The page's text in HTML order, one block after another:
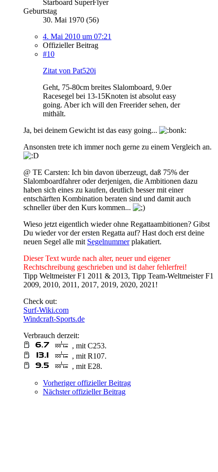
Starboard SuperFlyer
Geburtstag
30. Mai 1970 (56)
4. Mai 2010 um 07:21
Offizieller Beitrag
#10
Zitat von Pat520i
Geht, 75-80cm breites Slalomboard, 9.0er
Racesegel bei 13-15Knoten ist absolut easy
going. Aber ich will den Freerider sehen, der
mithält.
Ja, bei deinem Gewicht ist das easy going...
Ansonsten trete ich immer noch gerne zu einem Vergleich an.
@ TE Carsten: Ich bin davon überzeugt, daß 75% der
Slalomboardfahrer oder derjenigen, die Ambitionen dazu
haben sich eines zu kaufen, deutlich besser mit einer
entschärften Kombination beraten sind und damit auch
schneller über den Kurs kommen...
Wieso jetzt eigentlich wieder ohne Regattaambitionen? Gibst
Du wieder vor der ersten Regatta auf? Hast doch erst deine
neuen Segel alle mit Segelnummerplakatiert.
Dieser Text wurde nach alter, neuer und eigener
Rechtschreibung geschrieben und ist daher fehlerfrei!
Tipp Weltmeister F1 2011 & 2013, Tipp Team-Weltmeister F1
2009, 2010, 2011, 2017, 2019, 2020, 2021!
Check out:
Surf-Wiki.com
Windcraft-Sports.de
Verbrauch derzeit:
, mit C253.
, mit R107.
, mit E28.
Vorheriger offizieller Beitrag
Nächster offizieller Beitrag